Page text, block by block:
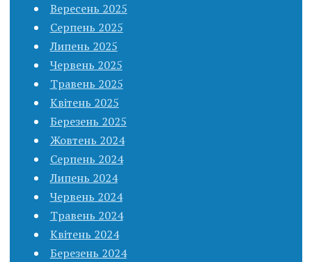
Вересень 2025
Серпень 2025
Липень 2025
Червень 2025
Травень 2025
Квітень 2025
Березень 2025
Жовтень 2024
Серпень 2024
Липень 2024
Червень 2024
Травень 2024
Квітень 2024
Березень 2024